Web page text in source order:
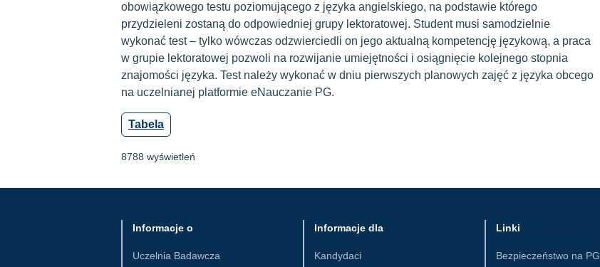
obowiązkowego testu poziomującego z języka angielskiego, na podstawie którego
przydzieleni zostaną do odpowiedniej grupy lektoratowej. Student musi samodzielnie
wykonać test – tylko wówczas odzwierciedli on jego aktualną kompetencję językową, a praca
w grupie lektoratowej pozwoli na rozwijanie umiejętności i osiągnięcie kolejnego stopnia
znajomości języka. Test należy wykonać w dniu pierwszych planowych zajęć z języka obcego
na uczelnianej platformie eNauczanie PG.
Tabela
8788 wyświetleń
Informacje o
Uczelnia Badawcza
Informacje dla
Kandydaci
Linki
Bezpieczeństwo na PG